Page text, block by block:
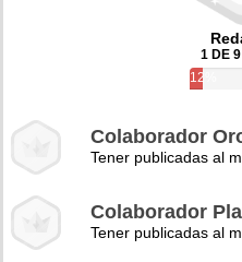
1 DE
12%
Colaborador
Tener publicadas al
Colaborador
Tener publicadas al